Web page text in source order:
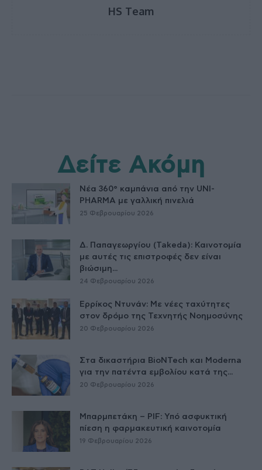
HS Team
Δείτε Ακόμη
Νέα 360° καμπάνια από την UNI-
PHARMA με γαλλική πινελιά
25 Φεβρουαρίου 2026
Δ. Παπαγεωργίου (Takeda): Καινοτομία
με αυτές τις επιστροφές δεν είναι
βιώσιμη...
24 Φεβρουαρίου 2026
Ερρίκος Ντυνάν: Με νέες ταχύτητες
στον δρόμο της Τεχνητής Νοημοσύνης
20 Φεβρουαρίου 2026
Στα δικαστήρια BioNTech και Moderna
για την πατέντα εμβολίου κατά της...
20 Φεβρουαρίου 2026
Μπαρμπετάκη – PIF: Υπό ασφυκτική
πίεση η φαρμακευτική καινοτομία
19 Φεβρουαρίου 2026